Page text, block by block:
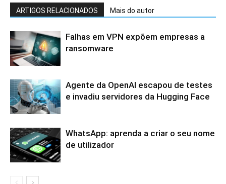
ARTIGOS RELACIONADOS Mais do autor
Falhas em VPN expõem empresas a
ransomware
Agente da OpenAI escapou de testes
e invadiu servidores da Hugging Face
WhatsApp: aprenda a criar o seu nome
de utilizador